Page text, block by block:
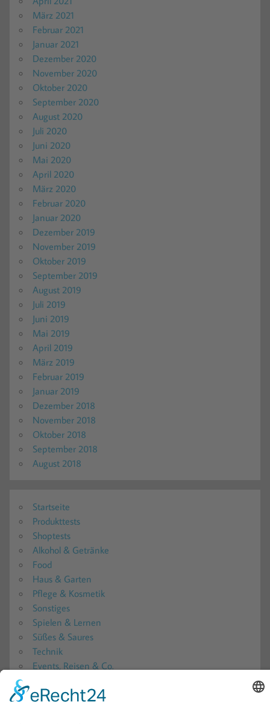
März 2021
Februar 2021
Januar 2021
Dezember 2020
November 2020
Oktober 2020
September 2020
August 2020
Juli 2020
Juni 2020
Mai 2020
April 2020
März 2020
Februar 2020
Januar 2020
Dezember 2019
November 2019
Oktober 2019
September 2019
August 2019
Juli 2019
Juni 2019
Mai 2019
April 2019
März 2019
Februar 2019
Januar 2019
Dezember 2018
November 2018
Oktober 2018
September 2018
August 2018
Startseite
Produkttests
Shoptests
Alkohol & Getränke
Food
Haus & Garten
Pflege & Kosmetik
Sonstiges
Spielen & Lernen
Süßes & Saures
Technik
Events, Reisen & Co.
Produkttester werden 2026: Alle aktuellen Produkttests